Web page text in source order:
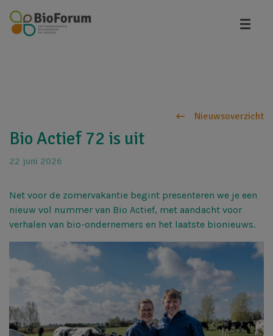
Nieuwsoverzicht
Bio Actief 72 is uit
22 juni 2026
Net voor de zomervakantie begint presenteren we je een
nieuw vol nummer van Bio Actief, met aandacht voor
verhalen van bio-ondernemers en het laatste bionieuws.